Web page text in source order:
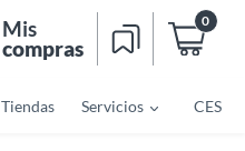
Mis
compras
0
Tiendas Servicios CES